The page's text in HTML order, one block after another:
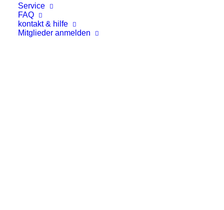
Service
FAQ
kontakt & hilfe
Mitglieder anmelden
Abend voller Eleganz, Freude und
besonderer Momente verbringen.